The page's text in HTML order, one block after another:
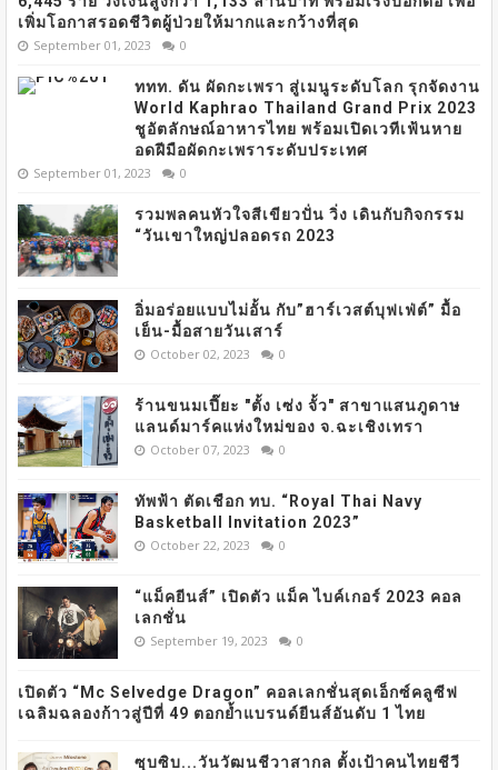
เพิ่มโอกาสรอดชีวิตผู้ป่วยให้มากและกว้างที่สุด
September 01, 2023 0
ททท. ดัน ผัดกะเพรา สู่เมนูระดับโลก รุกจัดงาน
World Kaphrao Thailand Grand Prix 2023
ชูอัตลักษณ์อาหารไทย พร้อมเปิดเวทีเฟ้นหาย
อดฝีมือผัดกะเพราระดับประเทศ
September 01, 2023 0
รวมพลคนหัวใจสีเขียวปั่น วิ่ง เดินกับกิจกรรม
“วันเขาใหญ่ปลอดรถ 2023
อิ่มอร่อยแบบไม่อั้น กับ”ฮาร์เวสต์บุฟเฟ่ต์” มื้อ
เย็น-มื้อสายวันเสาร์
October 02, 2023 0
ร้านขนมเปี๊ยะ "ตั้ง เซ่ง จั้ว" สาขาแสนภูดาษ
แลนด์มาร์คแห่งใหม่ของ จ.ฉะเชิงเทรา
October 07, 2023 0
ทัพฟ้า ตัดเชือก ทบ. “Royal Thai Navy
Basketball Invitation 2023”
October 22, 2023 0
“แม็คยีนส์” เปิดตัว แม็ค ไบค์เกอร์ 2023 คอล
เลกชั่น
September 19, 2023 0
เปิดตัว “Mc Selvedge Dragon” คอลเลกชั่นสุดเอ็กซ์คลูซีฟ
เฉลิมฉลองก้าวสู่ปีที่ 49 ตอกย้ำแบรนด์ยีนส์อันดับ 1 ไทย
ซุบซิบ...วันวัฒนชีวาสากล ตั้งเป้าคนไทยชีวี